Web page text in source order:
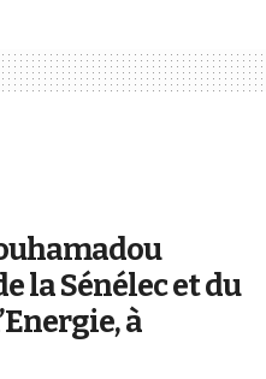
la Sénélec et du
à